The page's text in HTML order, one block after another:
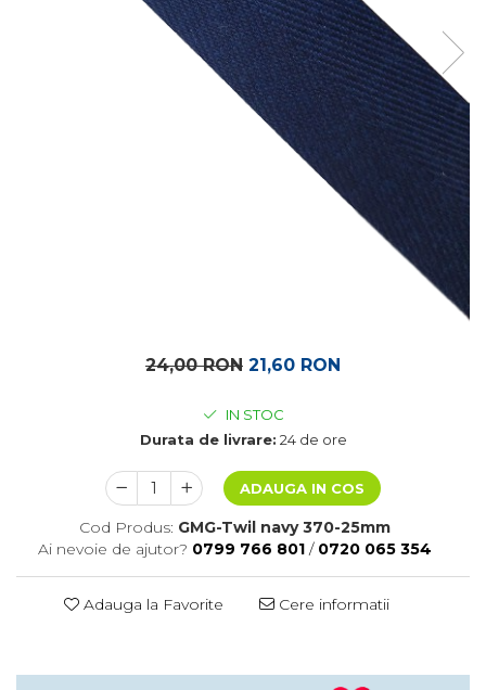
24,00 RON 21,60 RON
IN STOC
Durata de livrare: 24 de ore
ADAUGA IN COS
Cod Produs: GMG-Twil navy 370-25mm
Ai nevoie de ajutor? 0799 766 801 / 0720 065 354
Adauga la Favorite Cere informatii